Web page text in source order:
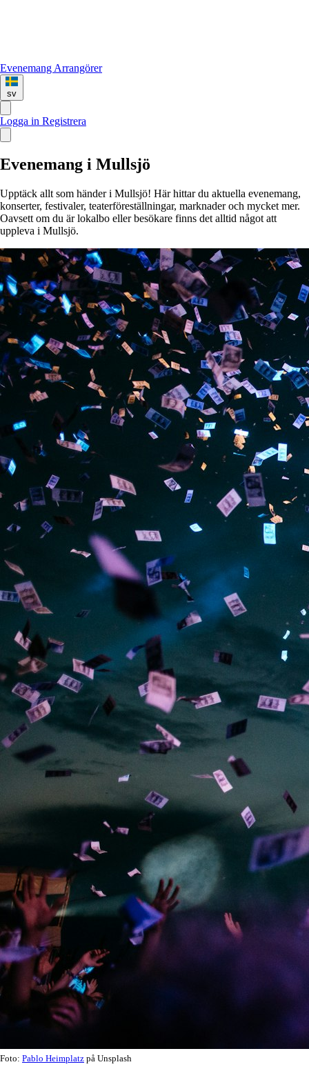
Evenemang Arrangörer
sv
Logga in Registrera
Evenemang i Mullsjö
Upptäck allt som händer i Mullsjö! Här hittar du aktuella evenemang,
konserter, festivaler, teaterföreställningar, marknader och mycket mer.
Oavsett om du är lokalbo eller besökare finns det alltid något att
uppleva i Mullsjö.
Foto: Pablo Heimplatz på Unsplash